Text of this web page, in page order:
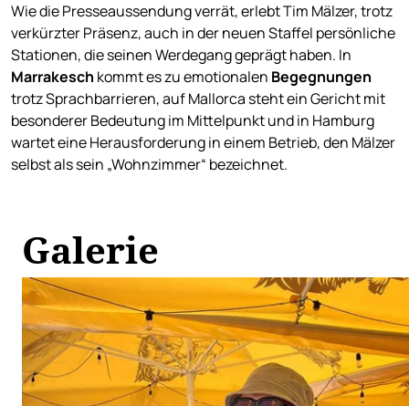
Wie die Presseaussendung verrät, erlebt Tim Mälzer, trotz
verkürzter Präsenz, auch in der neuen Staffel persönliche
Stationen, die seinen Werdegang geprägt haben. In
Marrakesch kommt es zu emotionalen Begegnungen
trotz Sprachbarrieren, auf Mallorca steht ein Gericht mit
besonderer Bedeutung im Mittelpunkt und in Hamburg
wartet eine Herausforderung in einem Betrieb, den Mälzer
selbst als sein „Wohnzimmer“ bezeichnet.
Galerie